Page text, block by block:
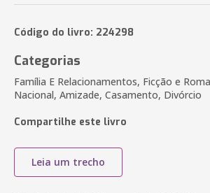
Código do livro: 224298
Categorias
Família E Relacionamentos, Ficção e
Nacional, Amizade, Casamento, Divórcio
Compartilhe este livro
Leia um trecho